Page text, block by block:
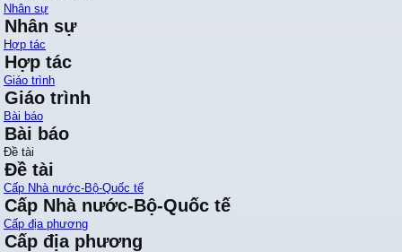
Nhân sự
Nhân sự
Hợp tác
Hợp tác
Giáo trình
Giáo trình
Bài báo
Bài báo
Đề tài
Đề tài
Cấp Nhà nước-Bộ-Quốc tế
Cấp Nhà nước-Bộ-Quốc tế
Cấp địa phương
Cấp địa phương